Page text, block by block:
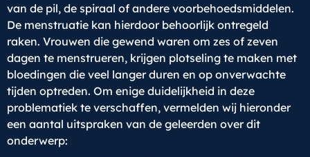
van de pil, de spiraal of andere voorbehoedsmiddelen.
De menstruatie kan hierdoor behoorlijk ontregeld
raken. Vrouwen die gewend waren om zes of zeven
dagen te menstrueren, krijgen plotseling te maken met
bloedingen die veel langer duren en op onverwachte
tijden optreden. Om enige duidelijkheid in deze
problematiek te verschaffen, vermelden wij hieronder
een aantal uitspraken van de geleerden over dit
onderwerp: